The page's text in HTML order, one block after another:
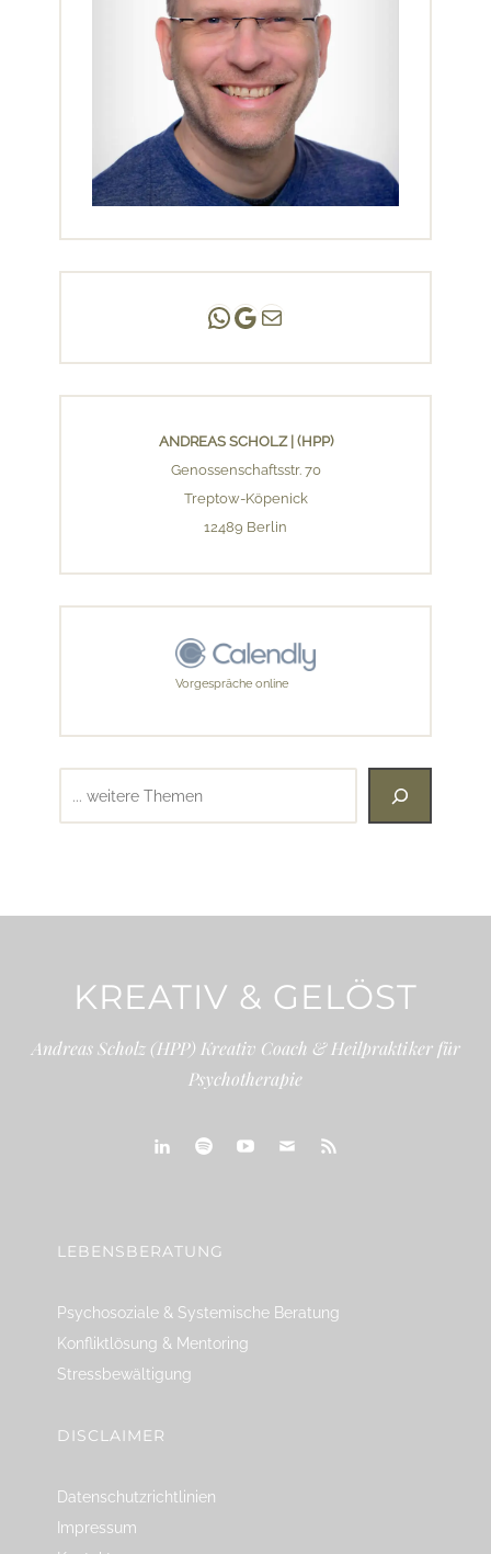
Andreas Scholz | (HPP)
Praxis Adlershof
E-Mail an mich ...
ANDREAS SCHOLZ | (HPP)
Genossenschaftsstr. 70
Treptow-Köpenick
12489 Berlin
Vorgespräche online
KREATIV & GELÖST
Andreas Scholz (HPP) Kreativ Coach & Heilpraktiker für
Psychotherapie
LEBENSBERATUNG
Psychosoziale & Systemische Beratung
Konfliktlösung & Mentoring
Stressbewältigung
DISCLAIMER
Datenschutzrichtlinien
Impressum